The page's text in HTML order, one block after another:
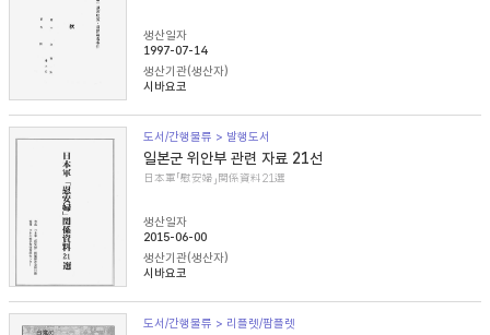
생산일자
1997-07-14
생산기관(생산자)
시바요코
도서/간행물류 > 발행도서
일본군 위안부 관련 자료 21선
日本軍「慰安婦」関係資料21選
생산일자
2015-06-00
생산기관(생산자)
시바요코
도서/간행물류 > 리플렛/팜플렛